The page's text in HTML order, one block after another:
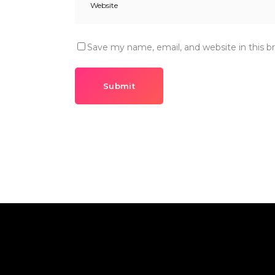
Save my name, email, and website in this
Submit